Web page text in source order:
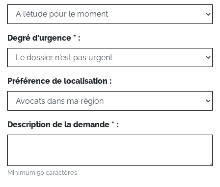
Degré d'urgence * :
Préférence de localisation :
Description de la demande * :
Minimum 50 caractères